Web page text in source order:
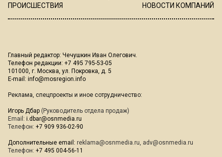
ПРОИСШЕСТВИЯ
НОВОСТИ КОМПАНИЙ
Главный редактор: Чечушкин Иван Олегович.
Телефон редакции: +7 495 795-53-05
101000, г. Москва, ул. Покровка, д. 5
E-mail: info@mosregion.info
Реклама, спецпроекты и иное сотрудничество:
Игорь Дбар (Руководитель отдела продаж)
Email: i.dbar@osnmedia.ru
Телефон: +7 909 936-02-90
Дополнительные email: reklama@osnmedia.ru, adv@osnmedia.ru
Телефон: +7 495 004-56-11